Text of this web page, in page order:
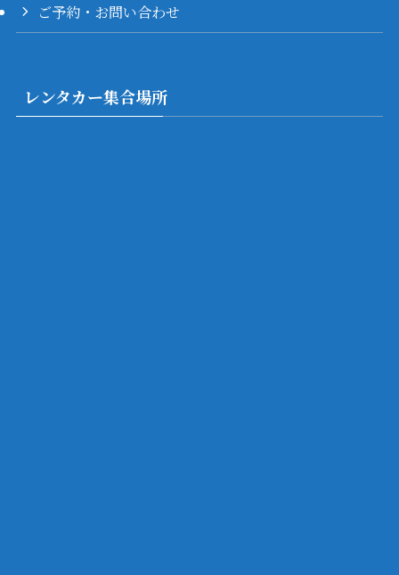
ご予約・お問い合わせ
レンタカー集合場所